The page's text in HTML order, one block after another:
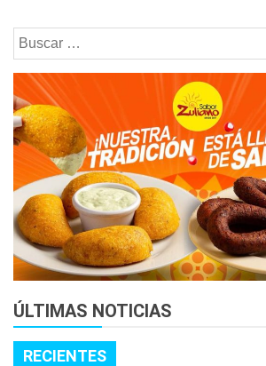
Buscar:
ÚLTIMAS NOTICIAS
RECIENTES